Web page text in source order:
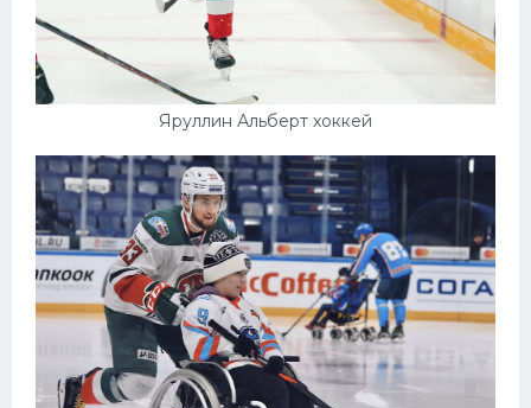
Яруллин Альберт хоккей